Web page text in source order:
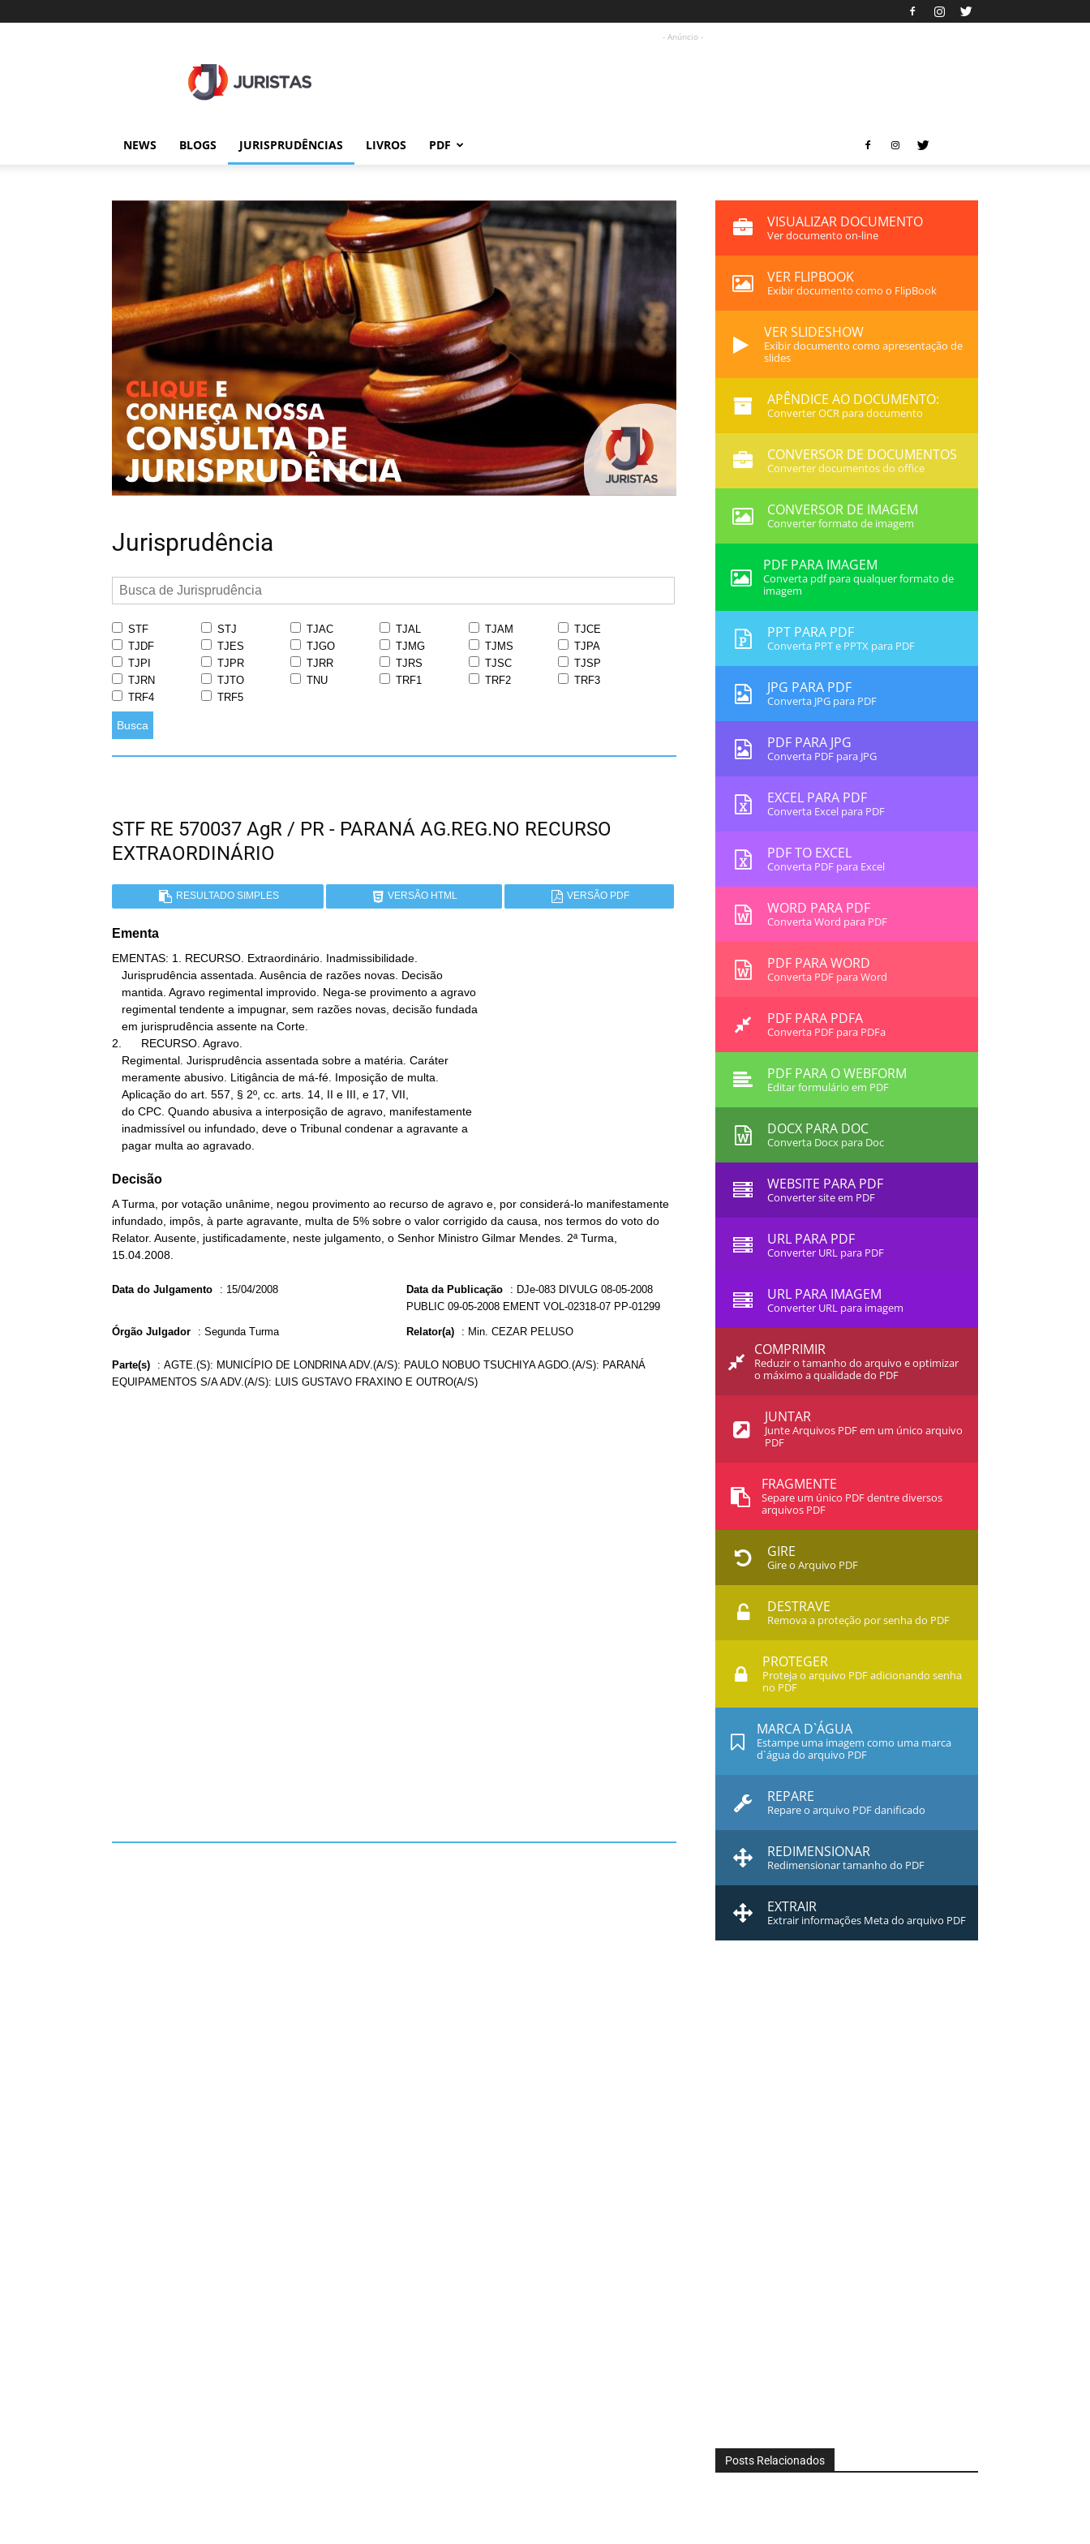
- Anúncio -
NEWS BLOGS JURISPRUDÊNCIAS LIVROS PDF
Jurisprudência
STF STJ TJAC TJAL TJAM
TJCE
TJDF
TJES TJGO TJMG TJMS
TJPA
TJPI
TJPR TJRR TJRS TJSC
TJSP
TJRN
TJTO TNU TRF1 TRF2
TRF3
TRF4
TRF5
Busca
STF RE 570037 AgR / PR - PARANÁ AG.REG.NO RECURSO
EXTRAORDINÁRIO
RESULTADO SIMPLES VERSÃO HTML VERSÃO PDF
Ementa
EMENTAS: 1. RECURSO. Extraordinário. Inadmissibilidade.
2.      RECURSO. Agravo.
   pagar multa ao agravado.
Decisão
A Turma, por votação unânime, negou provimento ao recurso de agravo e, por considerá-lo manifestamente
infundado, impôs, à parte agravante, multa de 5% sobre o valor corrigido da causa, nos termos do voto do
Relator. Ausente, justificadamente, neste julgamento, o Senhor Ministro Gilmar Mendes. 2ª Turma,
15.04.2008.
Data do Julgamento : 15/04/2008 Data da Publicação : DJe-083 DIVULG 08-05-2008
PUBLIC 09-05-2008 EMENT VOL-02318-07 PP-01299
Órgão Julgador : Segunda Turma Relator(a) : Min. CEZAR PELUSO
Parte(s) : AGTE.(S): MUNICÍPIO DE LONDRINA ADV.(A/S): PAULO NOBUO TSUCHIYA AGDO.(A/S): PARANÁ
EQUIPAMENTOS S/A ADV.(A/S): LUIS GUSTAVO FRAXINO E OUTRO(A/S)
VISUALIZAR DOCUMENTO
Ver documento on-line
VER FLIPBOOK
Exibir documento como o FlipBook
VER SLIDESHOW
Exibir documento como apresentação de
slides
APÊNDICE AO DOCUMENTO:
Converter OCR para documento
CONVERSOR DE DOCUMENTOS
Converter documentos do office
CONVERSOR DE IMAGEM
Converter formato de imagem
PDF PARA IMAGEM
Converta pdf para qualquer formato de
imagem
PPT PARA PDF
Converta PPT e PPTX para PDF
JPG PARA PDF
Converta JPG para PDF
PDF PARA JPG
Converta PDF para JPG
EXCEL PARA PDF
Converta Excel para PDF
PDF TO EXCEL
Converta PDF para Excel
WORD PARA PDF
Converta Word para PDF
PDF PARA WORD
Converta PDF para Word
PDF PARA PDFA
Converta PDF para PDFa
PDF PARA O WEBFORM
Editar formulário em PDF
DOCX PARA DOC
Converta Docx para Doc
WEBSITE PARA PDF
Converter site em PDF
URL PARA PDF
Converter URL para PDF
URL PARA IMAGEM
Converter URL para imagem
COMPRIMIR
Reduzir o tamanho do arquivo e optimizar
o máximo a qualidade do PDF
JUNTAR
Junte Arquivos PDF em um único arquivo
PDF
FRAGMENTE
Separe um único PDF dentre diversos
arquivos PDF
GIRE
Gire o Arquivo PDF
DESTRAVE
Remova a proteção por senha do PDF
PROTEGER
Proteja o arquivo PDF adicionando senha
no PDF
MARCA D`ÁGUA
Estampe uma imagem como uma marca
d`água do arquivo PDF
REPARE
Repare o arquivo PDF danificado
REDIMENSIONAR
Redimensionar tamanho do PDF
EXTRAIR
Extrair informações Meta do arquivo PDF
Posts Relacionados